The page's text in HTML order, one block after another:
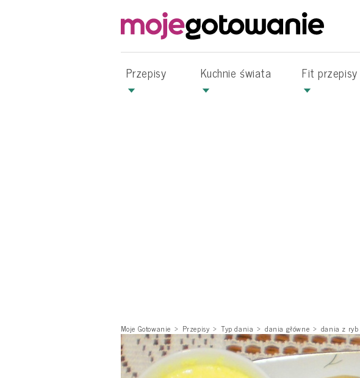
Przepisy Kuchnie świata Fit przepisy
Moje Gotowanie Przepisy Typ dania dania główne dania z ryb